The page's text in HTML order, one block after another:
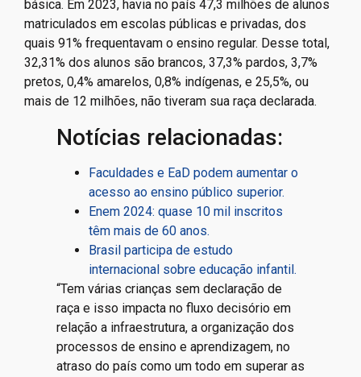
básica. Em 2023, havia no país 47,3 milhões de alunos
matriculados em escolas públicas e privadas, dos
quais 91% frequentavam o ensino regular. Desse total,
32,31% dos alunos são brancos, 37,3% pardos, 3,7%
pretos, 0,4% amarelos, 0,8% indígenas, e 25,5%, ou
mais de 12 milhões, não tiveram sua raça declarada.
Notícias relacionadas:
Faculdades e EaD podem aumentar o
acesso ao ensino público superior.
Enem 2024: quase 10 mil inscritos
têm mais de 60 anos.
Brasil participa de estudo
internacional sobre educação infantil.
“Tem várias crianças sem declaração de
raça e isso impacta no fluxo decisório em
relação a infraestrutura, a organização dos
processos de ensino e aprendizagem, no
atraso do país como um todo em superar as